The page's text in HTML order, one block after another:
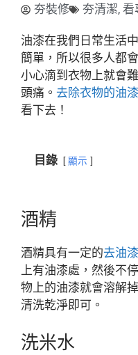
夯裝修 夯清潔, 看
油漆在我們日常生活
簡單，所以很多人都
小心滴到衣物上就會
頭痛。 去除衣物的油漆
看下去！
目錄 顯示
酒精
酒精具有一定的去油
上有油漆處，然後不
物上的油漆就會溶解
清洗乾淨即可。
洗米水